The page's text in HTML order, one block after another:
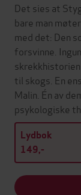
Det sies at
bare man
med det: Den
forsvinne.
til skogs. En
Malin. Én av
psykologiske
Lydbok
149,-